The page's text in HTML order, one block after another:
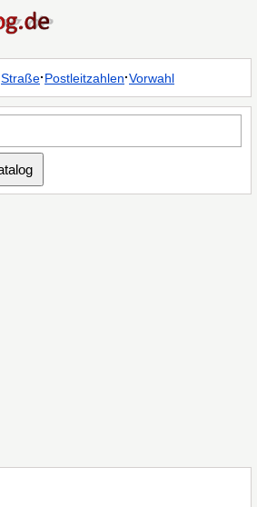
Straße·Postleitzahlen·Vorwahl